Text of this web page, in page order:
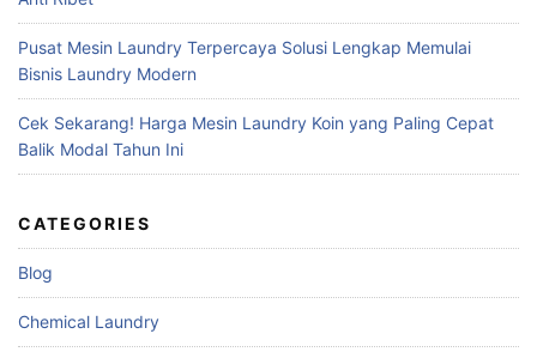
Pusat Mesin Laundry Terpercaya Solusi Lengkap Memulai
Bisnis Laundry Modern
Cek Sekarang! Harga Mesin Laundry Koin yang Paling Cepat
Balik Modal Tahun Ini
CATEGORIES
Blog
Chemical Laundry